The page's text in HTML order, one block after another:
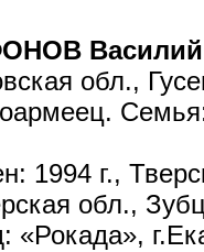
Василий
обл.,
1994 г.,
обл.,
«Рокада»,